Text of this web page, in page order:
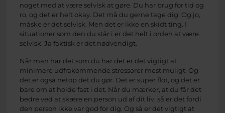
noget med at være selvisk at gøre. Du har brug for tid og
ro, og det er helt okay. Det må du gerne tage dig. Og jo,
måske er det selvisk. Men det er ikke en skidt ting. I
situationer som den du står i er det helt i orden at være
selvisk. Ja faktisk er det nødvendigt.
Når man har det som du har det er det vigtigt at
minimere udfrakommende stressorer mest muligt. Og
det er også netop det du gør. Det er super flot, og det er
bare om at holde fast i det. Når du mærker, at du får det
bedre ved at skære en person ud af dit liv, så er det fordi
den person ikke var god for dig. Og så er det vigtigt at